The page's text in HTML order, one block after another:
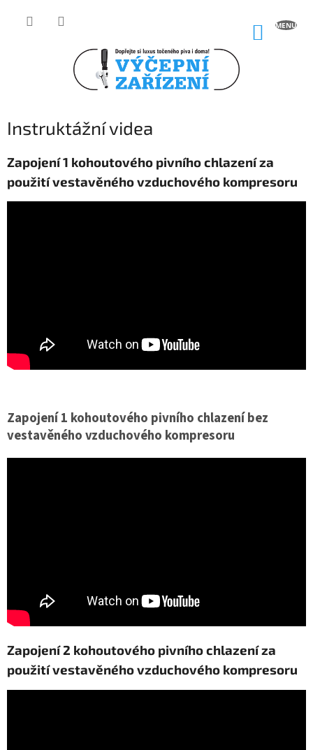
Instruktážní videa
Zapojení 1 kohoutového pivního chlazení za
použití vestavěného vzduchového kompresoru
Zapojení 1 kohoutového pivního chlazení bez
vestavěného vzduchového kompresoru
Zapojení 2 kohoutového pivního chlazení za
použití vestavěného vzduchového kompresoru